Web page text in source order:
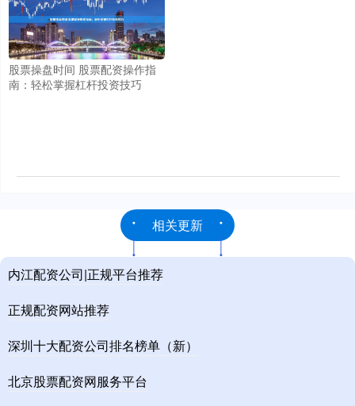
股票操盘时间 股票配资操作指
南：轻松掌握杠杆投资技巧
相关更新
内江配资公司|正规平台推荐
正规配资网站推荐
深圳十大配资公司排名榜单（新）
北京股票配资网服务平台